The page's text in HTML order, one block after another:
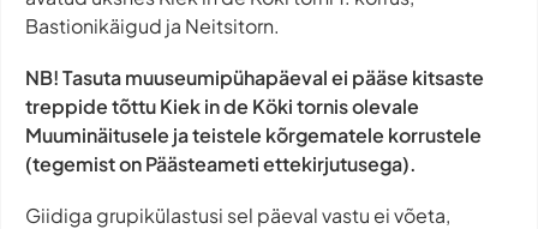
Bastionikäigud ja Neitsitorn.
NB! Tasuta muuseumipühapäeval ei pääse kitsaste
treppide tõttu Kiek in de Köki tornis olevale
Muuminäitusele ja teistele kõrgematele korrustele
(tegemist on Päästeameti ettekirjutusega).
Giidiga grupikülastusi sel päeval vastu ei võeta,